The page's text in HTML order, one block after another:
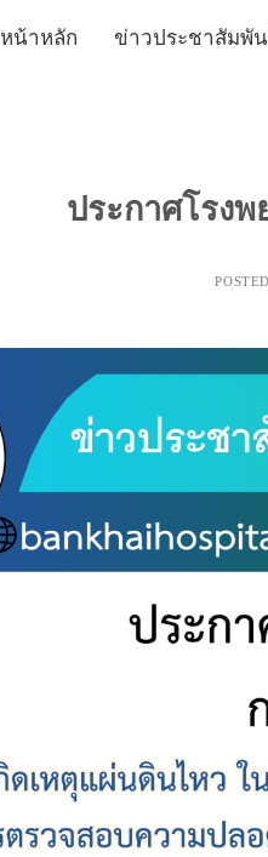
หน้าหลัก ข่าวประชาสัมพั
ประกาศโรง